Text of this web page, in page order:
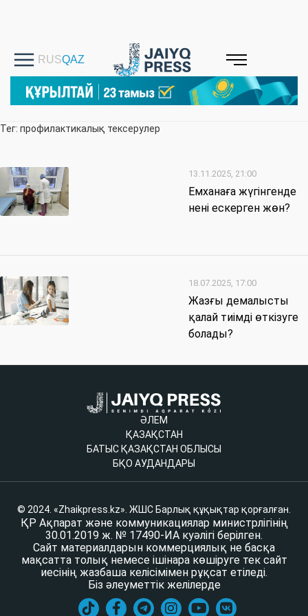
Тег: профилактикалық тексерулер
13.11.2025, 21:00
Емханаға жүгінгенде
нені ескерген жөн?
18.07.2025, 17:00
Жазғы демалысты
қалай тиімді өткізуге
болады?
ӘЛЕМ
ҚАЗАҚСТАН
БАТЫС ҚАЗАҚСТАН ОБЛЫСЫ
БҚО АУДАНДАРЫ
© 2024. «Zhaikpress.kz». ЖШС Барлық құқықтар қорғалған.
ҚР Ақпарат және коммуникациялар министрлігінің
30.01.2019 ж. № 17490-ИА куәлігі берілген.
Сайт материалдарын коммерциялық не басқа
мақсатта толық немесе ішінара көшіруге тек сайт
иесінің жазбаша келісімімен рұқсат етіледі.
Біз әлеуметтік желілерде